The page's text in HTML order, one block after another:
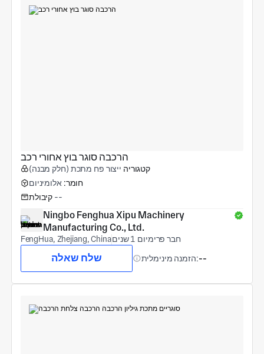
הרכבה סוגר בוץ אחורי רכב
קטגוריה ייצור פח מתכת (חלק מבנה)
חומר: אלומיניום
קיבולת --
Ningbo Fenghua Xipu Machinery
Manufacturing Co., Ltd.
FengHua, Zhejiang, China חבר פרימיום 1 שנים
שלח שאלה הזמנה מינימלית:--